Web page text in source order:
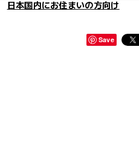
日本国内にお住まいの方向け
Save